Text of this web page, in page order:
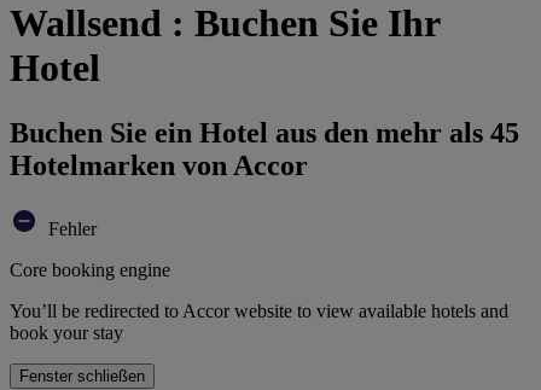
Wallsend : Buchen Sie Ihr
Hotel
Buchen Sie ein Hotel aus den mehr als 45
Hotelmarken von Accor
Fehler
Core booking engine
You’ll be redirected to Accor website to view available hotels and
book your stay
Fenster schließen